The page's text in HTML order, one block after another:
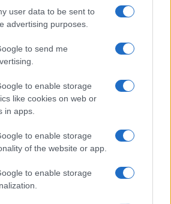
user data to be sent to
advertising purposes.
to send me
to enable storage
like cookies on web or
in apps.
to enable storage
of the website or app.
to enable storage
Volkswagen punta sul
China”
in due anni
, sviluppati
il mercato cinese con tempi di
più rapidi rispetto agli
Uniti rappresentano più un